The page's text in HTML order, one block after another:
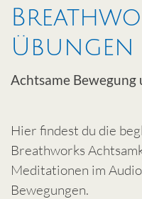
Übungen
Achtsame
Hier findest du die
Breathworks
Meditationen im
Bewegungen.